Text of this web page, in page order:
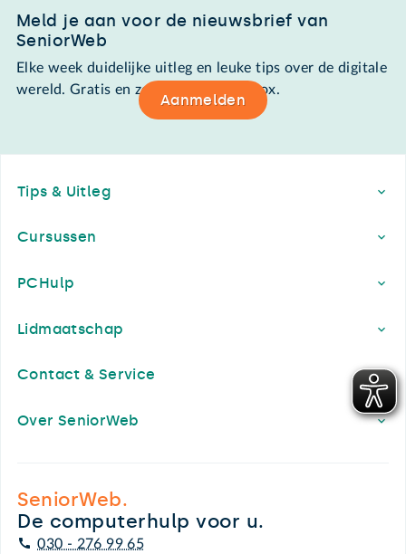
Meld je aan voor de nieuwsbrief van
SeniorWeb
Elke week duidelijke uitleg en leuke tips over de digitale
wereld. Gratis en zomaar in de mailbox.
Aanmelden
Tips & Uitleg
Cursussen
PCHulp
Lidmaatschap
Contact & Service
Over SeniorWeb
SeniorWeb.
De computerhulp voor u.
030 - 276 99 65